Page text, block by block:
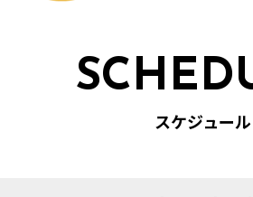
スケジュール